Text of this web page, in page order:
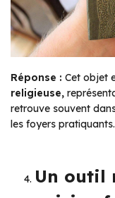
Réponse : Cet objet
religieuse,
retrouve souvent
les foyers pratiquants.
Un outil